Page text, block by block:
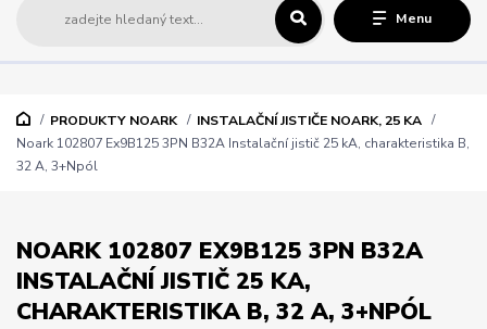
Menu
PRODUKTY NOARK
INSTALAČNÍ JISTIČE NOARK, 25 KA
Noark 102807 Ex9B125 3PN B32A Instalační jistič 25 kA, charakteristika B,
32 A, 3+Npól
NOARK 102807 EX9B125 3PN B32A
INSTALAČNÍ JISTIČ 25 KA,
CHARAKTERISTIKA B, 32 A, 3+NPÓL